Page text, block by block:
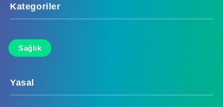
Kategoriler
Sağlık
Yasal